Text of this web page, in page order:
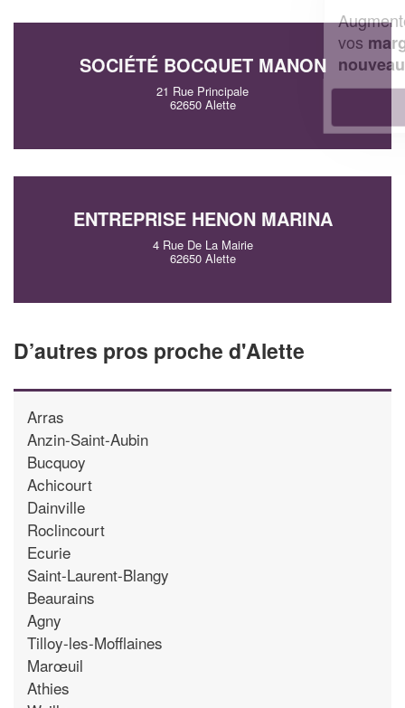
SOCIÉTÉ BOCQUET MANON
21 Rue Principale
62650 Alette
ENTREPRISE HENON MARINA
4 Rue De La Mairie
62650 Alette
D’autres pros proche d'Alette
Arras
Anzin-Saint-Aubin
Bucquoy
Achicourt
Dainville
Roclincourt
Ecurie
Saint-Laurent-Blangy
Beaurains
Agny
Tilloy-les-Mofflaines
Marœuil
Athies
Augmentez votrechiffre d'affaireset
tout en gagnant de
nouveaux clients !
En savoir plus